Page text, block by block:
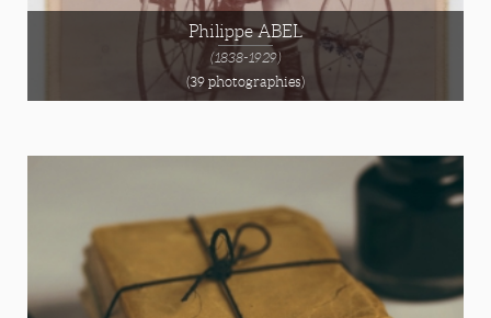
Philippe ABEL
(1838-1929)
(39 photographies)